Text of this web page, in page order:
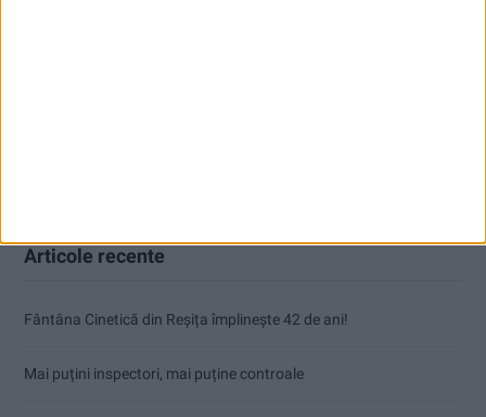
Articole recente
Fântâna Cinetică din Reșița împlinește 42 de ani!
Mai puțini inspectori, mai puține controale